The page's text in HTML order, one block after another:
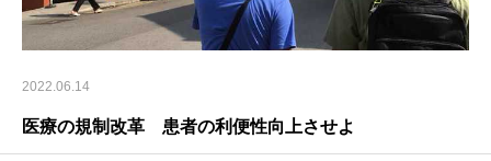
2022.06.14
医療の規制改革 患者の利便性向上させよ